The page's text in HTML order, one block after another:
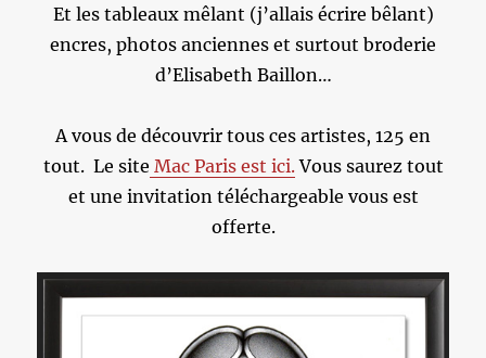
Et les tableaux mêlant (j’allais écrire bêlant)
encres, photos anciennes et surtout broderie
d’Elisabeth Baillon…
A vous de découvrir tous ces artistes, 125 en
tout. Le site Mac Paris est ici.Vous saurez tout
et une invitation téléchargeable vous est
offerte.